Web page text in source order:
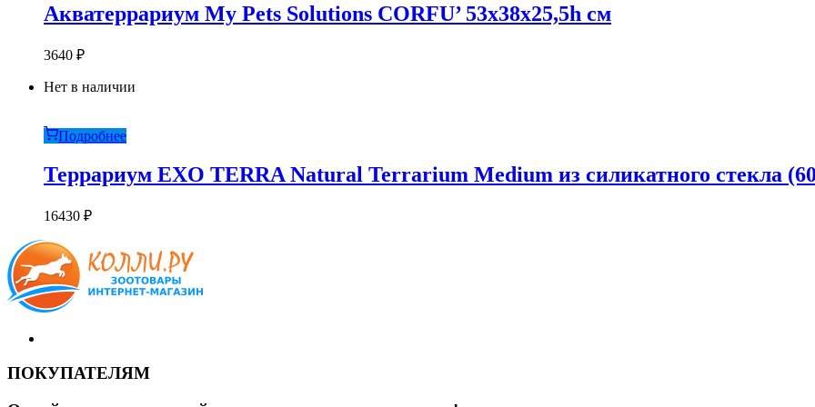
Акватеррариум My Pets Solutions CORFU’ 53x38x25,5h см
3640 ₽
Нет в наличии
Подробнее
Террариум EXO TERRA Natural Terrarium Medium из силикатного стекла
16430 ₽
ПОКУПАТЕЛЯМ